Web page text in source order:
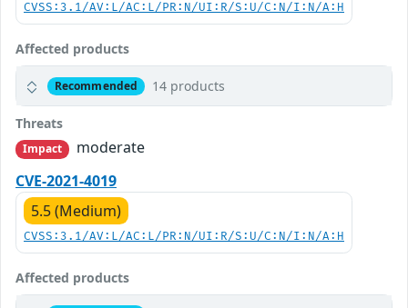
CVSS:3.1/AV:L/AC:L/PR:N/UI:R/S:U/C:N/I:N/A:H
Affected products
Recommended 14 products
Threats
Impact
moderate
CVE-2021-4019
5.5 (Medium)
CVSS:3.1/AV:L/AC:L/PR:N/UI:R/S:U/C:N/I:N/A:H
Affected products